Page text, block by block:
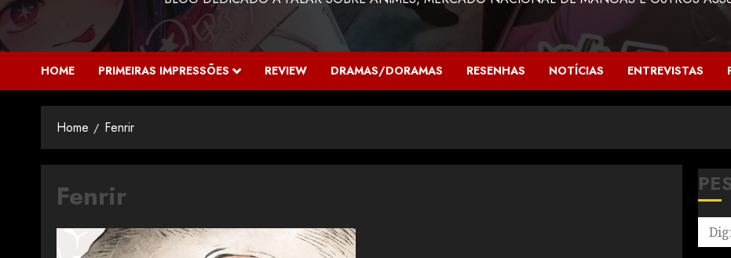
HOME PRIMEIRAS IMPRESSÕES REVIEW DRAMAS/DORAMAS RESENHAS NOTÍCIAS ENTREVISTAS
Home Fenrir
Fenrir